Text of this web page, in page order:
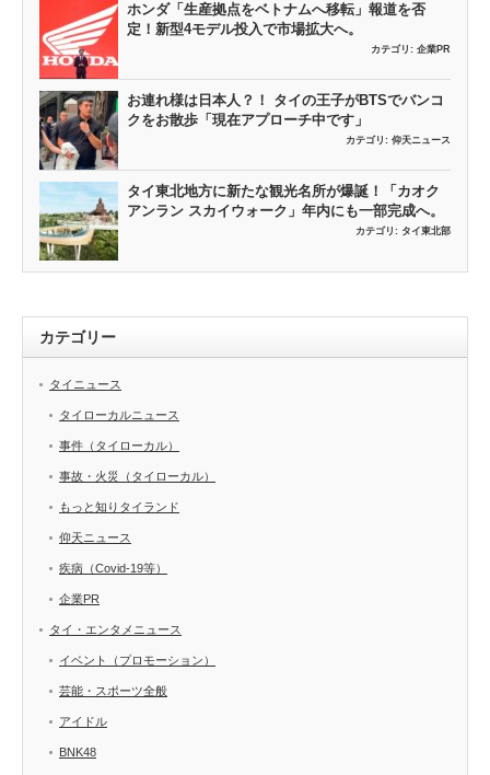
ホンダ「生産拠点をベトナムへ移転」報道を否
定！新型4モデル投入で市場拡大へ。
カテゴリ: 企業PR
お連れ様は日本人？！ タイの王子がBTSでバンコ
クをお散歩「現在アプローチ中です」
カテゴリ: 仰天ニュース
タイ東北地方に新たな観光名所が爆誕！「カオク
アンラン スカイウォーク」年内にも一部完成へ。
カテゴリ: タイ東北部
カテゴリー
タイニュース
タイローカルニュース
事件（タイローカル）
事故・火災（タイローカル）
もっと知りタイランド
仰天ニュース
疾病（Covid-19等）
企業PR
タイ・エンタメニュース
イベント（プロモーション）
芸能・スポーツ全般
アイドル
BNK48